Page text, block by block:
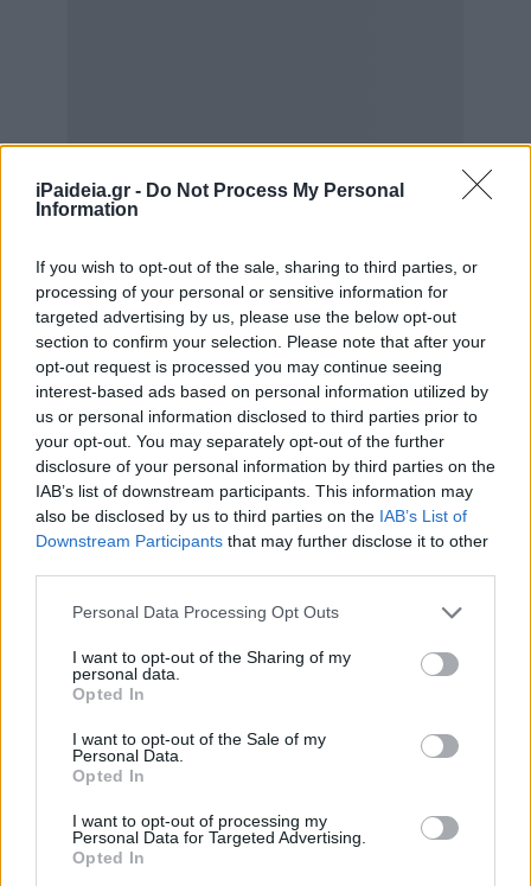
iPaideia.gr - Do Not Process My Personal
Information
If you wish to opt-out of the sale, sharing to third parties, or
processing of your personal or sensitive information for
targeted advertising by us, please use the below opt-out
section to confirm your selection. Please note that after your
opt-out request is processed you may continue seeing
interest-based ads based on personal information utilized by
us or personal information disclosed to third parties prior to
your opt-out. You may separately opt-out of the further
disclosure of your personal information by third parties on the
IAB’s list of downstream participants. This information may
also be disclosed by us to third parties on the IAB’s List of
Downstream Participants that may further disclose it to other
Please note that this website/app uses one or more Google
not limited to your visit or usage behaviour. You may click to
grant or deny consent to Google and its third-party tags to
use your data for below specified purposes in below Google
consent section.
Personal Data Processing Opt Outs
I want to opt-out of the Sharing of my
personal data.
Opted In
I want to opt-out of the Sale of my
Personal Data.
Opted In
I want to opt-out of processing my
Personal Data for Targeted Advertising.
Opted In
Παράλληλα από το Πληροφοριακό Σύστημα θα δίνεται η
δυνατότητα εκτύπωσης του voucher.
Η ΕΕΤΑΑ, ενημερώνει όλους τους αιτούντες, με μόνη την
ανάρτηση των σχετικών πινάκων των αποτελεσμάτων
(προσωρινών και οριστικών) στην ιστοσελίδα της, για το
ιστοσελίδα της ΕΕΤΑΑ: www.eetaa.gr.
Μετά την ανακοίνωση των οριστικών αποτελεσμάτων ο
δικαιούχος voucher θα πρέπει να ξεκινήσει τη
α. Να εκτυπώσει το voucher και να απευθυνθεί σε
οποιαδήποτε αντίστοιχη σε υπηρεσίες Δομή της